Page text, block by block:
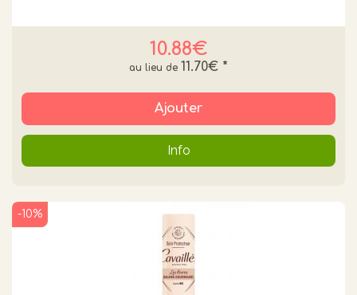
10.88€
11.70€ *
Ajouter
Info
-10%